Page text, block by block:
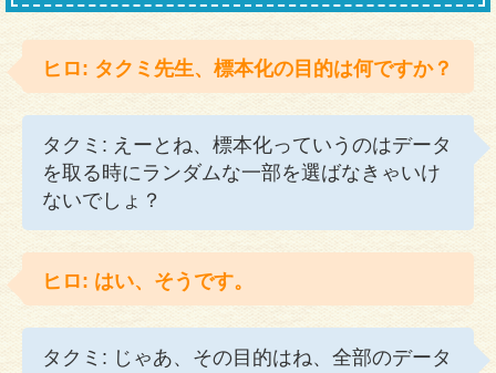
ヒロ: タクミ先生、標本化の目的は何ですか？
タクミ: えーとね、標本化っていうのはデータ
を取る時にランダムな一部を選ばなきゃいけ
ないでしょ？
ヒロ: はい、そうです。
タクミ: じゃあ、その目的はね、全部のデータ